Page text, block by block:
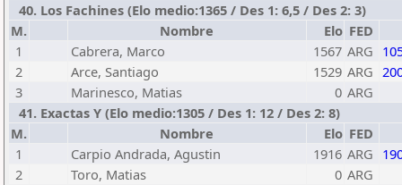
40. Los Fachines (Elo medio:1365 / Des 1: 6,5 / Des 2: 3)
M.
Nombre Elo FED
1
Cabrera, Marco 1567 ARG
2
Arce, Santiago 1529 ARG
3
Marinesco, Matias 0 ARG
41. Exactas Y (Elo medio:1305 / Des 1: 12 / Des 2: 8)
M.
Nombre Elo FED
1
Carpio Andrada, Agustin 1916 ARG
2
Toro, Matias 0 ARG